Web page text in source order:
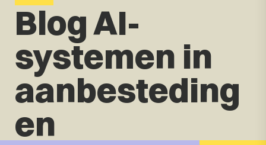
Blog AI-
systemen in
aanbesteding
en